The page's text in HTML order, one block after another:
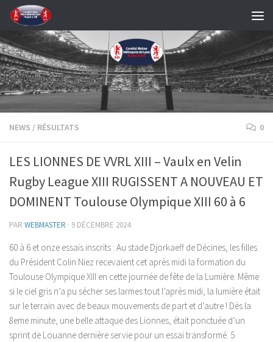
Skip to content
NEWS / RÉSULTATS 0
LES LIONNES DE VVRL XIII – Vaulx en Velin
Rugby League XIII RUGISSENT A NOUVEAU ET
DOMINENT Toulouse Olympique XIII 60 à 6
PAR WEBMASTER · 9 DÉCEMBRE 2024
60 à 6 et onze essais inscrits : Au stade Djorkaeff de Décines, les filles
du Président Colin Niez recevaient cet après midi la formation du
Toulouse Olympique XIII en cette journée de fête de la Lumière. Même
si le ciel gris n’a pu sécher ses larmes tout l’après midi, la lumière était
sur le terrain avec de beaux mouvements de part et d’autre ! Dès la
8eme minute, une belle attaque des Lionnes, était ponctuée d’un
sprint de Louanne dernière servie pour un essai transformé. 5